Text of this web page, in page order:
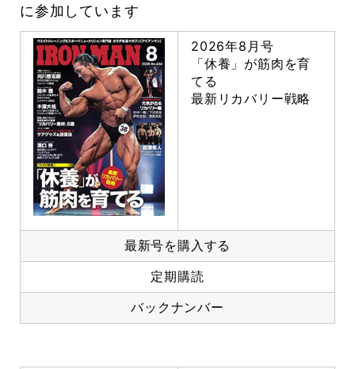
に参加しています
2026年8月号
「休養」が筋肉を育
てる
最新リカバリー戦略
最新号を購入する
定期購読
バックナンバー